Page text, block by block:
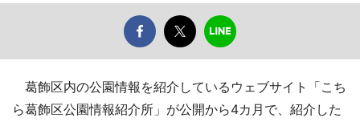
葛飾区内の公園情報を紹介しているウェブサイト「こち
ら葛飾区公園情報紹介所」が公開から4カ月で、紹介した